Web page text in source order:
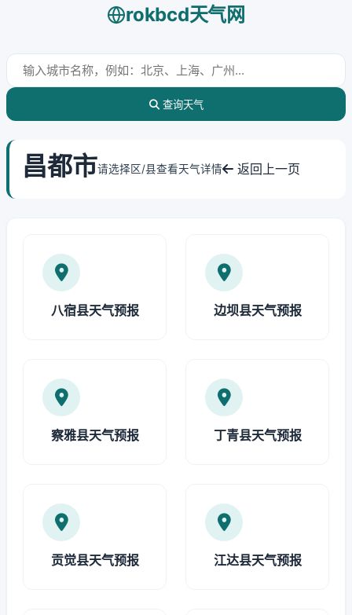
rokbcd天气网
查询天气
昌都市请选择区/县查看天气详情 返回上一页
八宿县天气预报 边坝县天气预报
察雅县天气预报 丁青县天气预报
贡觉县天气预报 江达县天气预报